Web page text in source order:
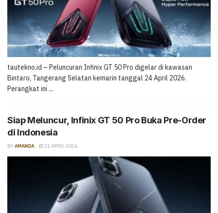
tautekno.id – Peluncuran Infinix GT 50 Pro digelar di kawasan
Bintaro, Tangerang Selatan kemarin tanggal 24 April 2026.
Perangkat ini ...
Siap Meluncur, Infinix GT 50 Pro Buka Pre-Order
di Indonesia
BY AMANDA 21 APRIL 2026